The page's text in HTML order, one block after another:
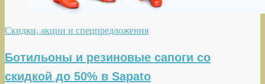
Скидки, акции и спецпредложения
Ботильоны и резиновые сапоги со
скидкой до 50% в Sapato